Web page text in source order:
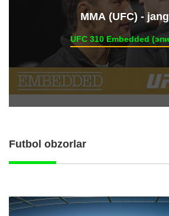
ММА (UFC) -
UFC 310 Embedded
Futbol obzorlar